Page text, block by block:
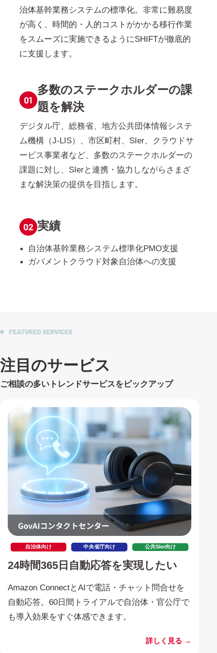
治体基幹業務システムの標準化。非常に難易度
が高く、時間的・人的コストがかかる移行作業
をスムーズに実施できるようにSHIFTが徹底的
に支援します。
多数のステークホルダーの課
題を解決
デジタル庁、総務省、地方公共団体情報システ
ム機構（J-LIS）、市区町村、SIer、クラウドサ
ービス事業者など、多数のステークホルダーの
課題に対し、SIerと連携・協力しながらさまざ
まな解決策の提供を目指します。
実績
自治体基幹業務システム標準化PMO支援
ガバメントクラウド対象自治体への支援
注目のサービス
ご相談の多いトレンドサービスをピックアップ
自治体向け 中央省庁向け 公共SIer向け
24時間365日自動応答を実現したい
Amazon ConnectとAIで電話・チャット問合せを
自動応答。60日間トライアルで自治体・官公庁で
も導入効果をすぐ体感できます。
詳しく見る →